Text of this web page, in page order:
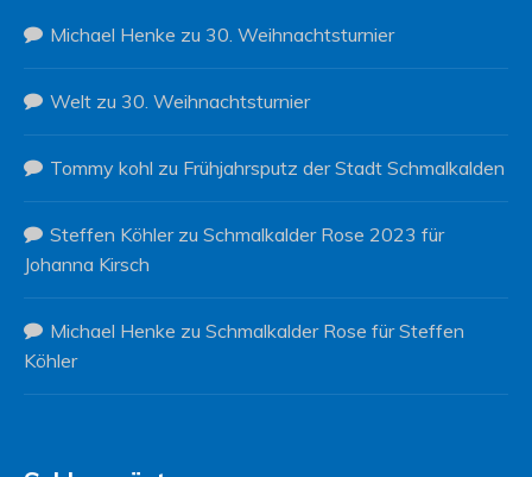
Michael Henke zu 30. Weihnachtsturnier
Welt zu 30. Weihnachtsturnier
Tommy kohl zu Frühjahrsputz der Stadt Schmalkalden
Steffen Köhlerzu Schmalkalder Rose 2023 für
Johanna Kirsch
Michael Henke zu Schmalkalder Rose für Steffen
Köhler